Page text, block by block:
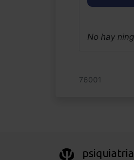
No hay
76001